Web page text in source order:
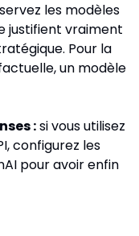
les modèles
justifient vraiment
Pour la
un modèle
: si vous utilisez
configurez les
pour avoir enfin